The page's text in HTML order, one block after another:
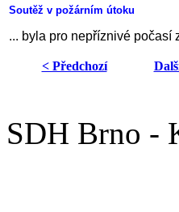
Soutěž v požárním útoku
... byla pro nepříznivé počasí
< Předchozí
SDH Brno -